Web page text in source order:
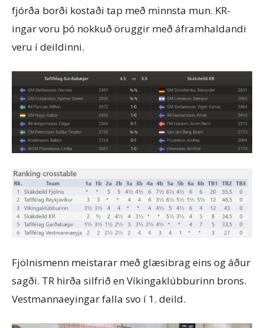
fjórða borði kostaði tap með minnsta mun. KR-
ingar voru þó nokkuð öruggir með áframhaldandi
veru í deildinni.
Fjölnismenn meistarar með glæsibrag eins og áður
sagði. TR hirða silfrið en Víkingaklúbburinn brons.
Vestmannaeyingar falla svo í 1. deild.